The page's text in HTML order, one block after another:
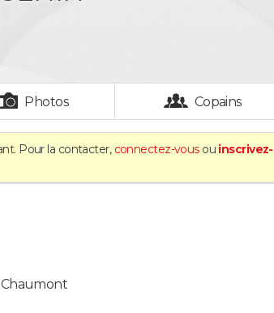
Photos Copains
Pour la contacter, connectez-vousou inscrivez-
Chaumont